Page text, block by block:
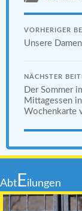
VORHERIGER
Unsere
NÄCHSTER
Der Sommer
Mittagessen
Wochenkarte
Abt Eilungen